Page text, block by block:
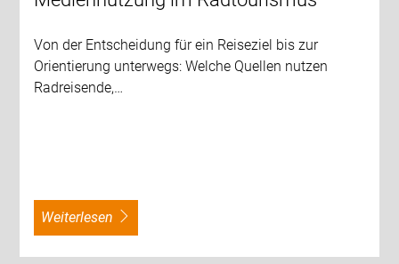
Von der Entscheidung für ein Reiseziel bis zur
Orientierung unterwegs: Welche Quellen nutzen
Radreisende,…
weiterlesen